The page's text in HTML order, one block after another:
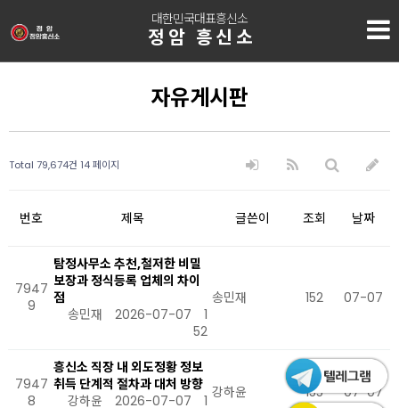
대한민국대표흥신소
정암 흥신소
자유게시판
Total 79,674건 14 페이지
번호 제목 글쓴이 조회 날짜
7947
9
탐정사무소 추천,철저한 비밀
보장과 정식등록 업체의 차이
점
송민재
2026-07-07
1
52
송민재 152 07-07
7947
8
흥신소 직장 내 외도정황 정보
취득 단계적 절차과 대처 방향
강하윤
2026-07-07
1 강하윤 155 07-07